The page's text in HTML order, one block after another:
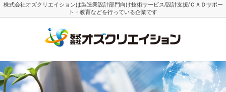
株式会社オズクリエイションは製造業設計部門向け技術サービス/設計支援/ＣＡＤサポー
ト・教育などを行っている企業です